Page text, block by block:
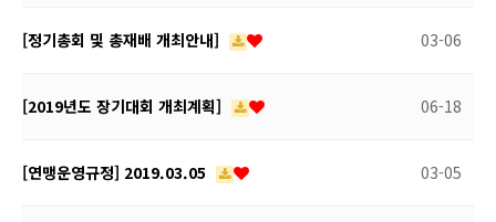
[정기총회 및 총재배 개최안내] 03-06
[2019년도 장기대회 개최계획] 06-18
[연맹운영규정] 2019.03.05 03-05